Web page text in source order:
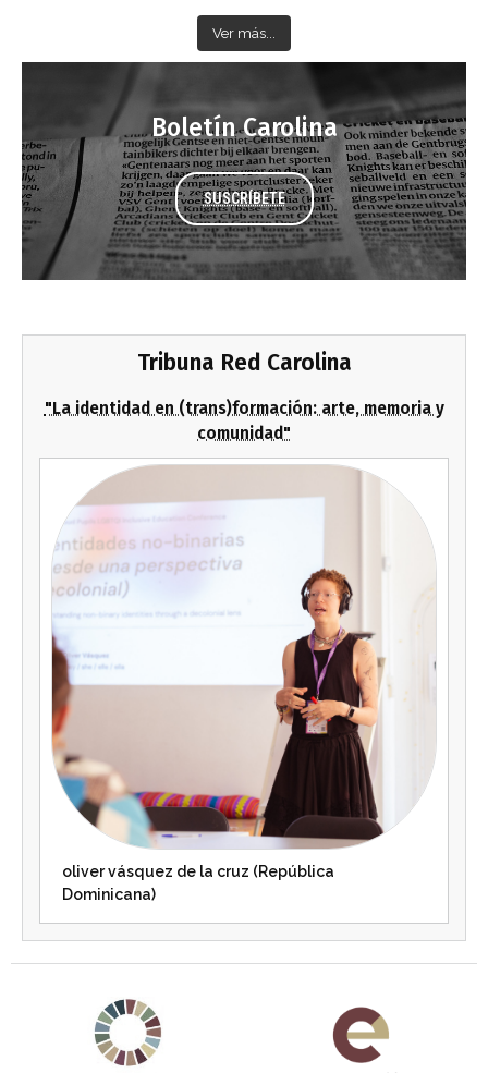
Ver más...
Boletín Carolina
SUSCRÍBETE
Tribuna Red Carolina
"La identidad en (trans)formación: arte, memoria y
comunidad"
oliver vásquez de la cruz (República
Dominicana)